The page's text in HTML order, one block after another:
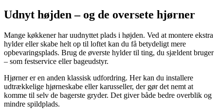
Udnyt højden – og de oversete hjørner
Mange køkkener har uudnyttet plads i højden. Ved at montere ekstra
hylder eller skabe helt op til loftet kan du få betydeligt mere
opbevaringsplads. Brug de øverste hylder til ting, du sjældent bruger
– som festservice eller bageudstyr.
Hjørner er en anden klassisk udfordring. Her kan du installere
udtrækkelige hjørneskabe eller karusseller, der gør det nemt at
komme til selv de bagerste gryder. Det giver både bedre overblik og
mindre spildplads.